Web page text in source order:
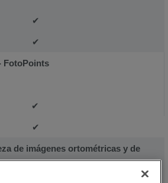
✔
✔
FotoPoints
✔
✔
de imágenes ortométricas y de